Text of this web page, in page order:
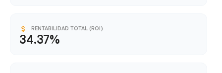
RENTABILIDAD TOTAL (ROI)
34.37%